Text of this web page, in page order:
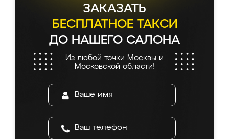
ЗАКАЗАТЬ
БЕСПЛАТНОЕ ТАКСИ
ДО НАШЕГО САЛОНА
Из любой точки Москвы и
Московской области!